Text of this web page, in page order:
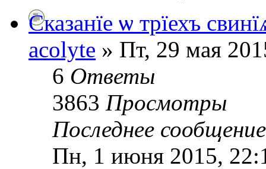
Сказанїе ѡ трїехъ
acolyte » Пт, 29 мая
6 Ответы
3863 Просмотры
Последнее
Пн, 1 июня 2015,